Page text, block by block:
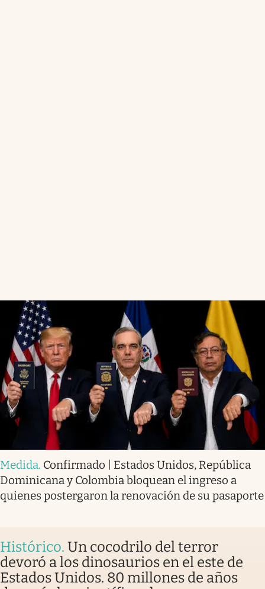
Medida. Confirmado | Estados Unidos, República
Dominicana y Colombia bloquean el ingreso a
quienes postergaron la renovación de su pasaporte
Histórico. Un cocodrilo del terror
devoró a los dinosaurios en el este de
Estados Unidos. 80 millones de años